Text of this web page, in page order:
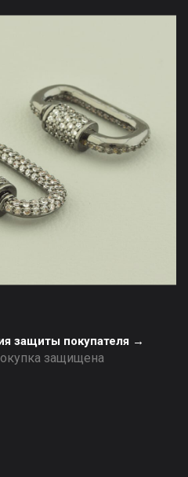
защиты покупателя →
защищена